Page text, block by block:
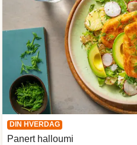
DIN HVERDAG
Panert halloumi